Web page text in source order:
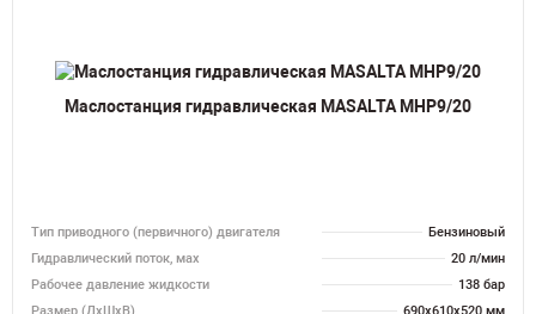
Маслостанция гидравлическая MASALTA MHP9/20
Тип приводного (первичного) двигателя
Бензиновый
Гидравлический поток, мах
20 л/мин
Рабочее давление жидкости
138 бар